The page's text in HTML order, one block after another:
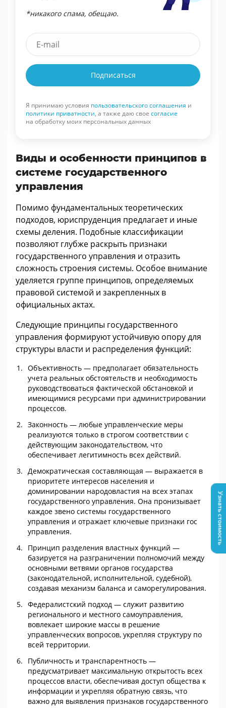
*никакого спама, обещаю.
Подписаться
Я принимаю условия пользовательского соглашения и
политики приватности, а также даю свое согласие
на обработку моих персональных данных
Виды и особенности принципов в
системе государственного
управления
Помимо фундаментальных теоретических
подходов, юриспруденция предлагает и иные
схемы деления. Подобные классификации
позволяют глубже раскрыть признаки
государственного управления и отразить
сложность строения системы. Особое внимание
уделяется группе принципов, определяемых
правовой системой и закрепленных в
официальных актах.
Следующие принципы государственного
управления формируют устойчивую опору для
структуры власти и распределения функций:
Объективность — предполагает обязательность
учета реальных обстоятельств и необходимость
руководствоваться фактической обстановкой и
имеющимися ресурсами при администрировании
процессов.
Законность — любые управленческие меры
реализуются только в строгом соответствии с
действующим законодательством, что
обеспечивает легитимность всех действий.
Демократическая составляющая — выражается в
приоритете интересов населения и
доминировании народовластия на всех этапах
государственного управления. Она пронизывает
каждое звено системы государственного
управления и отражает ключевые признаки гос
управления.
Принцип разделения властных функций —
базируется на разграничении полномочий между
основными ветвями органов государства
(законодательной, исполнительной, судебной),
создавая механизм баланса и саморегулирования.
Федералистский подход — служит развитию
регионального и местного самоуправления,
вовлекает широкие массы в решение
управленческих вопросов, укрепляя структуру по
всей территории.
Публичность и транспарентность —
предусматривает максимальную открытость всех
процессов власти, обеспечивая доступ общества к
информации и укрепляя обратную связь, что
важно для выявления признаков государственного
Узнать стоимость